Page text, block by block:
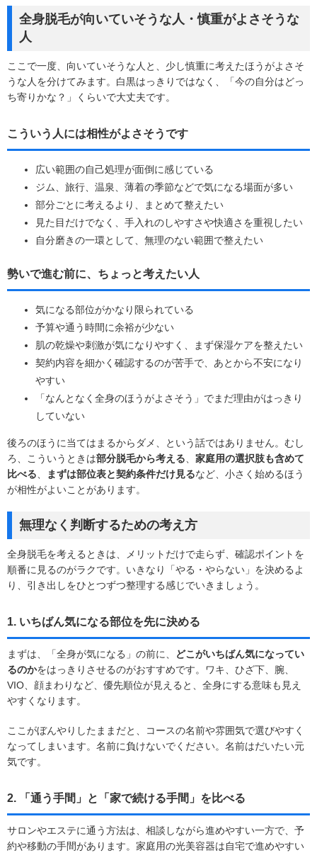
全身脱毛が向いていそうな人・慎重がよさそうな
人
ここで一度、向いていそうな人と、少し慎重に考えたほうがよさそ
うな人を分けてみます。白黒はっきりではなく、「今の自分はどっ
ち寄りかな？」くらいで大丈夫です。
こういう人には相性がよさそうです
広い範囲の自己処理が面倒に感じている
ジム、旅行、温泉、薄着の季節などで気になる場面が多い
部分ごとに考えるより、まとめて整えたい
見た目だけでなく、手入れのしやすさや快適さを重視したい
自分磨きの一環として、無理のない範囲で整えたい
勢いで進む前に、ちょっと考えたい人
気になる部位がかなり限られている
予算や通う時間に余裕が少ない
肌の乾燥や刺激が気になりやすく、まず保湿ケアを整えたい
契約内容を細かく確認するのが苦手で、あとから不安になり
やすい
「なんとなく全身のほうがよさそう」でまだ理由がはっきり
していない
後ろのほうに当てはまるからダメ、という話ではありません。むし
ろ、こういうときは部分脱毛から考える
家庭用の選択肢も含めて
比べる
まずは部位表と契約条件だけ見るなど、小さく始めるほう
が相性がよいことがあります。
無理なく判断するための考え方
全身脱毛を考えるときは、メリットだけで走らず、確認ポイントを
順番に見るのがラクです。いきなり「やる・やらない」を決めるよ
り、引き出しをひとつずつ整理する感じでいきましょう。
1. いちばん気になる部位を先に決める
まずは、「全身が気になる」の前に、
どこがいちばん気になってい
るのかをはっきりさせるのがおすすめです。ワキ、ひざ下、腕、
VIO、顔まわりなど、優先順位が見えると、全身にする意味も見え
やすくなります。
ここがぼんやりしたままだと、コースの名前や雰囲気で選びやすく
なってしまいます。名前に負けないでください。名前はだいたい元
気です。
2. 「通う手間」と「家で続ける手間」を比べる
サロンやエステに通う方法は、相談しながら進めやすい一方で、予
約や移動の手間があります。家庭用の光美容器は自宅で進めやすい